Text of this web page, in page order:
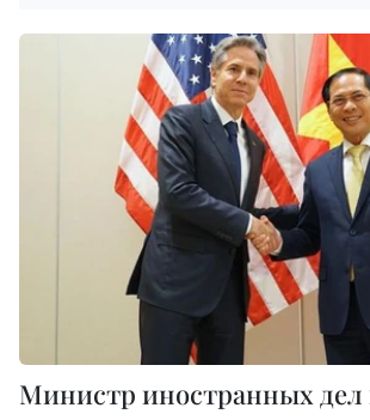
Министр иностранных дел